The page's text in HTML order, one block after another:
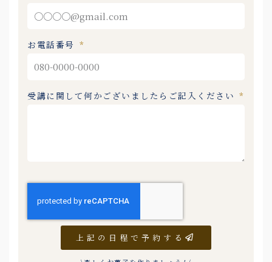
お電話番号
受講に関して何かございましたらご記入ください
上記の日程で予約する